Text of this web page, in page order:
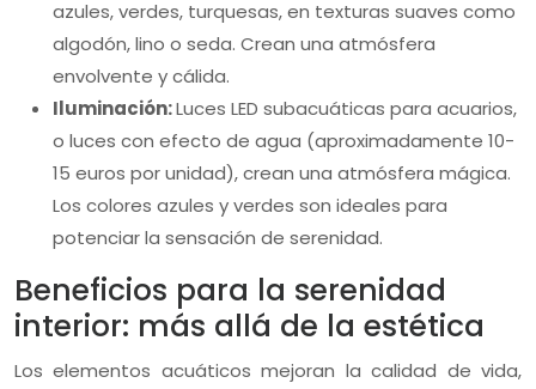
azules, verdes, turquesas, en texturas suaves como
algodón, lino o seda. Crean una atmósfera
envolvente y cálida.
Iluminación:Luces LED subacuáticas para acuarios,
o luces con efecto de agua (aproximadamente 10-
15 euros por unidad), crean una atmósfera mágica.
Los colores azules y verdes son ideales para
potenciar la sensación de serenidad.
Beneficios para la serenidad
interior: más allá de la estética
Los elementos acuáticos mejoran la calidad de vida,